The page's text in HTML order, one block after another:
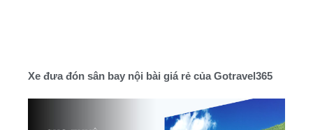
Xe đưa đón sân bay nội bài giá rẻ của Gotravel365